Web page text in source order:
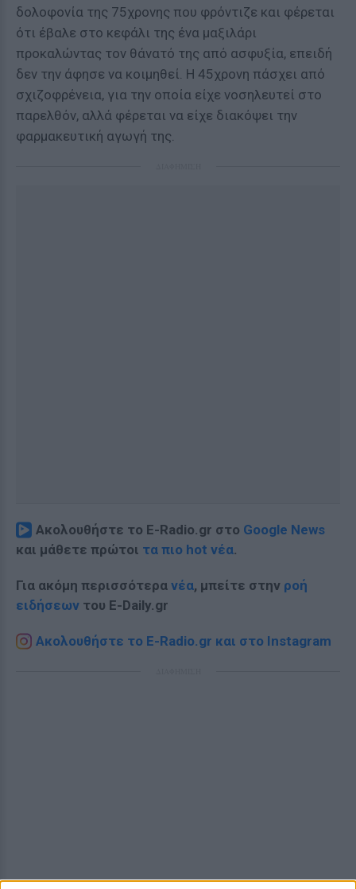
δολοφονία της 75χρονης που φρόντιζε και φέρεται
ότι έβαλε στο κεφάλι της ένα μαξιλάρι
προκαλώντας τον θάνατό της από ασφυξία, επειδή
δεν την άφησε να κοιμηθεί. Η 45χρονη πάσχει από
σχιζοφρένεια, για την οποία είχε νοσηλευτεί στο
παρελθόν, αλλά φέρεται να είχε διακόψει την
φαρμακευτική αγωγή της.
Ακολουθήστε το E-Radio.gr στο Google News
και μάθετε πρώτοι τα πιο hot νέα.
Για ακόμη περισσότερα νέα, μπείτε στην ροή
ειδήσεων του E-Daily.gr
Ακολουθήστε το E-Radio.gr και στο Instagram